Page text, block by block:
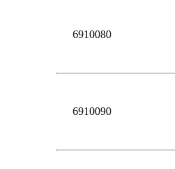
6910080
6910090